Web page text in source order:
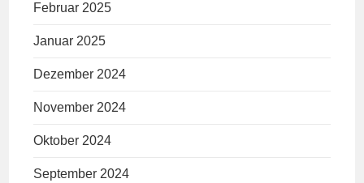
Februar 2025
Januar 2025
Dezember 2024
November 2024
Oktober 2024
September 2024